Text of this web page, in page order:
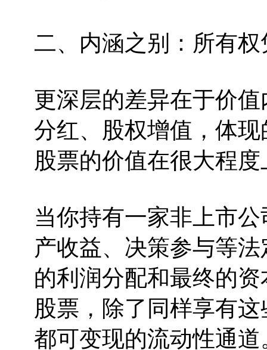
二、内涵之别：所有
更深层的差异在于价
分红、股权增值，体
股票的价值在很大程
当你持有一家非上市
产收益、决策参与等
的利润分配和最终的
股票，除了同样享有
都可变现的流动性通道